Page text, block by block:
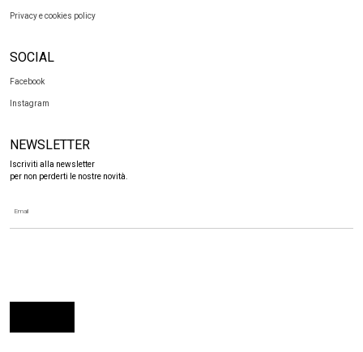
Privacy e cookies policy
SOCIAL
Facebook
Instagram
NEWSLETTER
Iscriviti alla newsletter
per non perderti le nostre novità.